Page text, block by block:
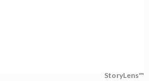
StoryLens™